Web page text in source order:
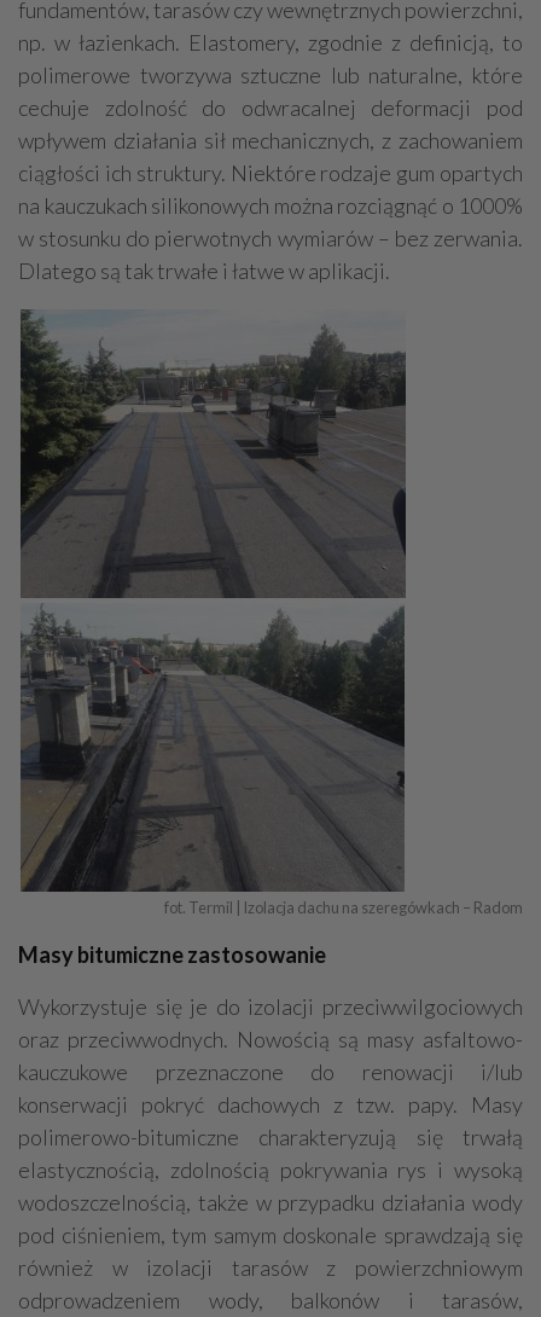
fundamentów, tarasów czy wewnętrznych powierzchni,
np. w łazienkach. Elastomery, zgodnie z definicją, to
polimerowe tworzywa sztuczne lub naturalne, które
cechuje zdolność do odwracalnej deformacji pod
wpływem działania sił mechanicznych, z zachowaniem
ciągłości ich struktury. Niektóre rodzaje gum opartych
na kauczukach silikonowych można rozciągnąć o 1000%
w stosunku do pierwotnych wymiarów – bez zerwania.
Dlatego są tak trwałe i łatwe w aplikacji.
fot. Termil | Izolacja dachu na szeregówkach – Radom
Masy bitumiczne zastosowanie
Wykorzystuje się je do izolacji przeciwwilgociowych
oraz przeciwwodnych. Nowością są masy asfaltowo-
kauczukowe przeznaczone do renowacji i/lub
konserwacji pokryć dachowych z tzw. papy. Masy
polimerowo-bitumiczne charakteryzują się trwałą
elastycznością, zdolnością pokrywania rys i wysoką
wodoszczelnością, także w przypadku działania wody
pod ciśnieniem, tym samym doskonale sprawdzają się
również w izolacji tarasów z powierzchniowym
odprowadzeniem wody, balkonów i tarasów,